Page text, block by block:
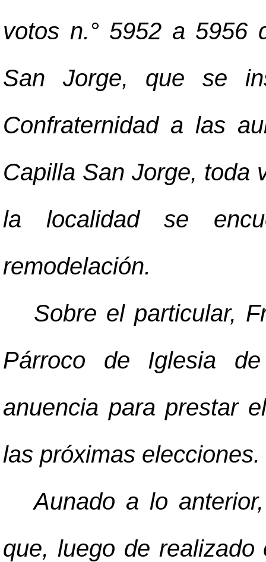
votos n.° 5952 a 5956
San Jorge, que se
Confraternidad a las
Capilla San Jorge, toda
la localidad se
remodelación.
Sobre el particular,
Párroco de Iglesia
anuencia para prestar
las próximas elecciones.
Aunado a lo
que, luego de realizado